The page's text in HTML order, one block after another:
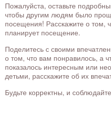
Пожалуйста, оставьте
чтобы другим людям было
посещения! Расскажите о том,
планирует посещение.
Поделитесь с своими
о том, что вам понравилось, а
показалось интересным или
детьми, расскажите об их
Будьте корректны, и